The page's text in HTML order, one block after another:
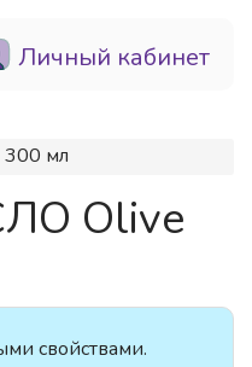
Личный кабинет
мл
Olive
свойствами.